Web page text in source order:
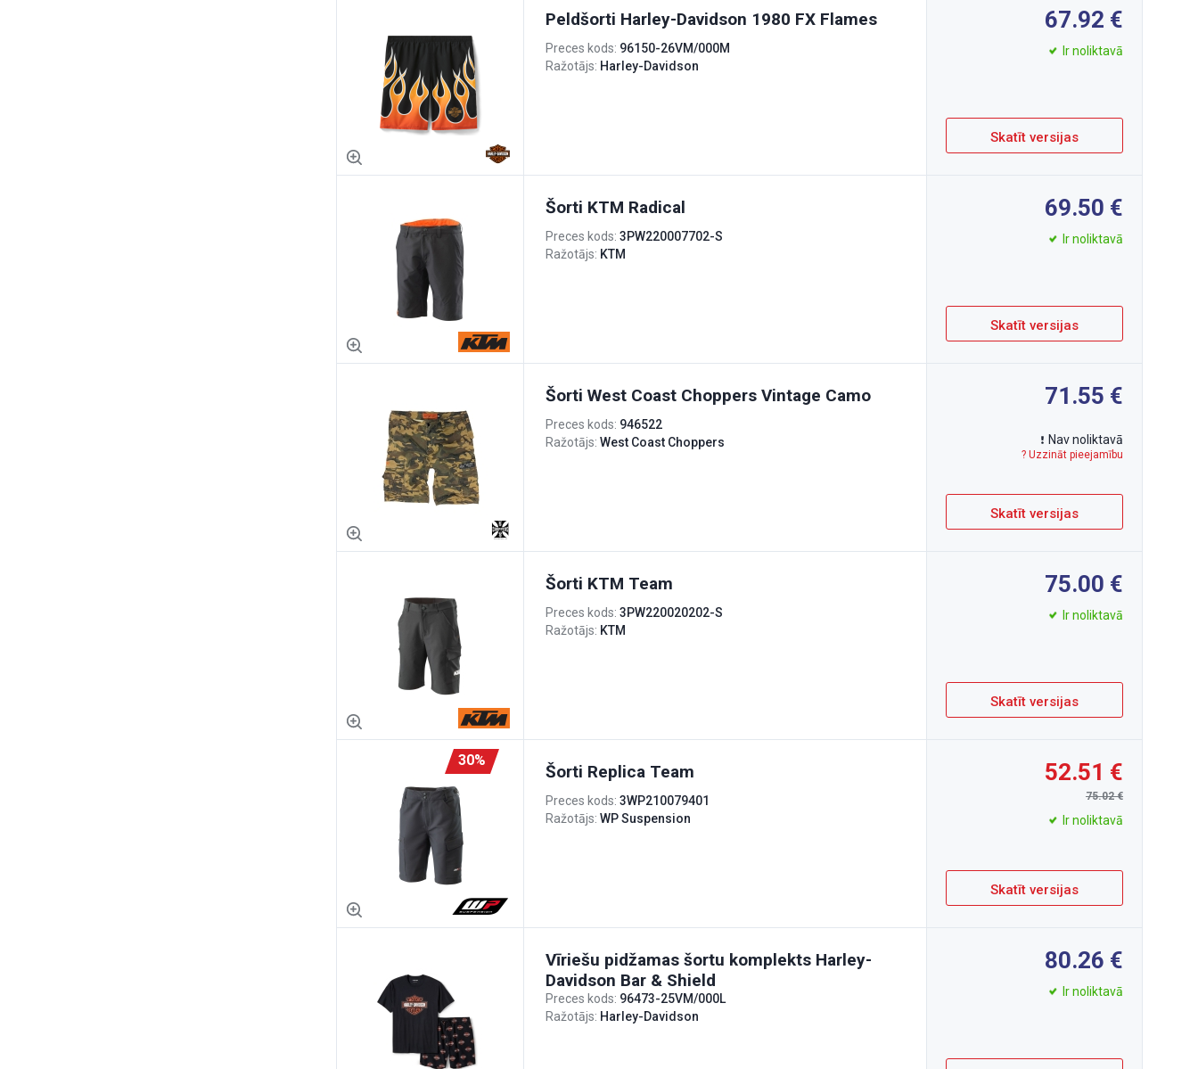
Peldšorti Harley-Davidson 1980 FX Flames
Preces kods: 96150-26VM/000M
Ražotājs: Harley-Davidson
67.92
Ir noliktavā
Skatīt versijas
Šorti KTM Radical
Preces kods: 3PW220007702-S
Ražotājs: KTM
69.50
Ir noliktavā
Skatīt versijas
Šorti West Coast Choppers Vintage Camo
Preces kods: 946522
Ražotājs: West Coast Choppers
71.55
Nav noliktavā
? Uzzināt pieejamību
Skatīt versijas
Šorti KTM Team
Preces kods: 3PW220020202-S
Ražotājs: KTM
75.00
Ir noliktavā
Skatīt versijas
30%
Šorti Replica Team
Preces kods: 3WP210079401
Ražotājs: WP Suspension
52.51
75.02
Ir noliktavā
Skatīt versijas
Vīriešu pidžamas šortu komplekts Harley-
Davidson Bar & Shield
Preces kods: 96473-25VM/000L
Ražotājs: Harley-Davidson
80.26
Ir noliktavā